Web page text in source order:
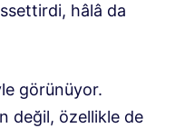
hâlâ da
görünüyor.
değil, özellikle de